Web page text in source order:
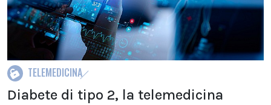
TELEMEDICINA
Diabete di tipo 2, la telemedicina